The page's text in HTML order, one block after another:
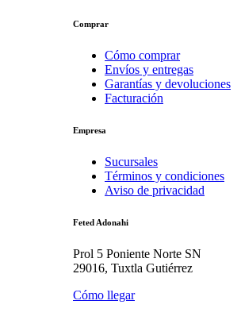
Comprar
Cómo comprar
Envíos y entregas
Garantías y devoluciones
Facturación
Empresa
Sucursales
Términos y condiciones
Aviso de privacidad
Feted Adonahi
Prol 5 Poniente Norte SN
29016, Tuxtla Gutiérrez
Cómo llegar